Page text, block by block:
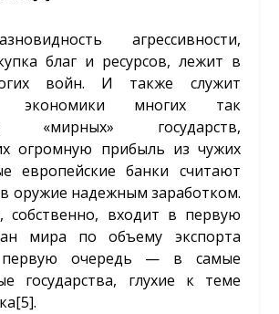
агрессивности,
благ и ресурсов, лежит в
войн. И также служит
экономики многих так
«мирных» государств,
огромную прибыль из чужих
европейские банки считают
оружие надежным заработком.
собственно, входит в первую
мира по объему экспорта
очередь — в самые
государства, глухие к теме
[5].